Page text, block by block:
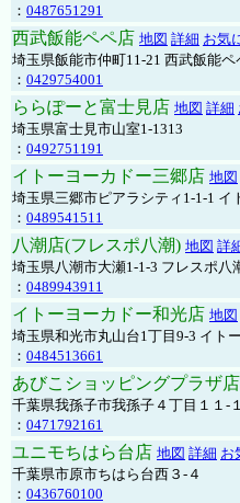
： 0487651291
西武飯能ペペ店 地図 詳細 お気
埼玉県飯能市仲町11-21 西武飯能ペ
： 0429754001
ららぽーと富士見店 地図 詳細
埼玉県富士見市山室1-1313
： 0492751191
イトーヨーカドー三郷店 地図
埼玉県三郷市ピアラシティ1-1-1 イ
： 0489541511
八潮店(フレスポ八潮) 地図 詳
埼玉県八潮市大瀬1-1-3 フレスポ八
： 0489943911
イトーヨーカドー和光店 地図
埼玉県和光市丸山台1丁目9-3 イト
： 0484513661
あびこショッピングプラザ店
千葉県我孫子市我孫子４丁目１１
： 0471792161
ユニモちはら台店 地図 詳細 お
千葉県市原市ちはら台西３-４
： 0436760100